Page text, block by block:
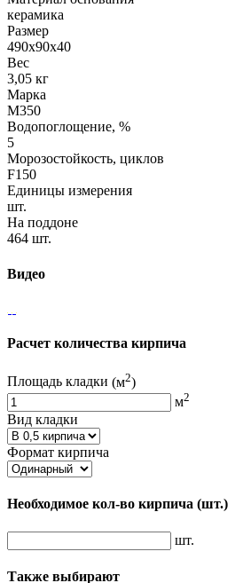
керамика
Размер
490х90х40
Вес
3,05 кг
Марка
М350
Водопоглощение, %
5
Морозостойкость, циклов
F150
Единицы измерения
шт.
На поддоне
464 шт.
Видео
Расчет количества кирпича
Площадь кладки (м2)
м2
Вид кладки
Формат кирпича
Необходимое кол-во кирпича (шт.)
шт.
Также выбирают